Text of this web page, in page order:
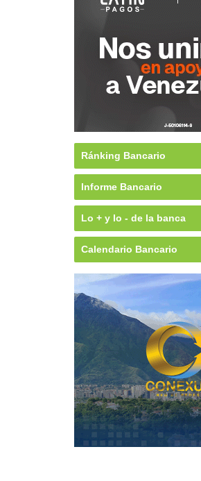
Ránking Bancario
Informe Bancario
Lo + y lo - de la banca
Calendario Bancario